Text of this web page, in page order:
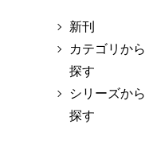
新刊
カテゴリから
探す
シリーズから
探す